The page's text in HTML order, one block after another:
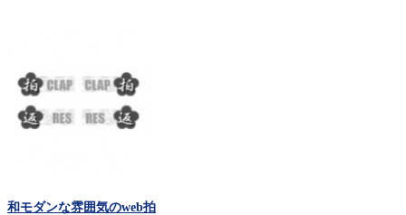
和モダンな雰囲気のweb拍